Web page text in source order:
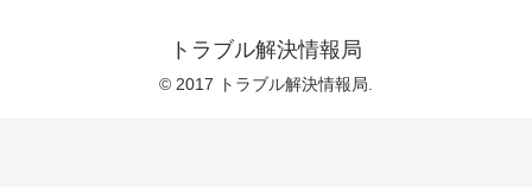
トラブル解決情報局
© 2017 トラブル解決情報局.